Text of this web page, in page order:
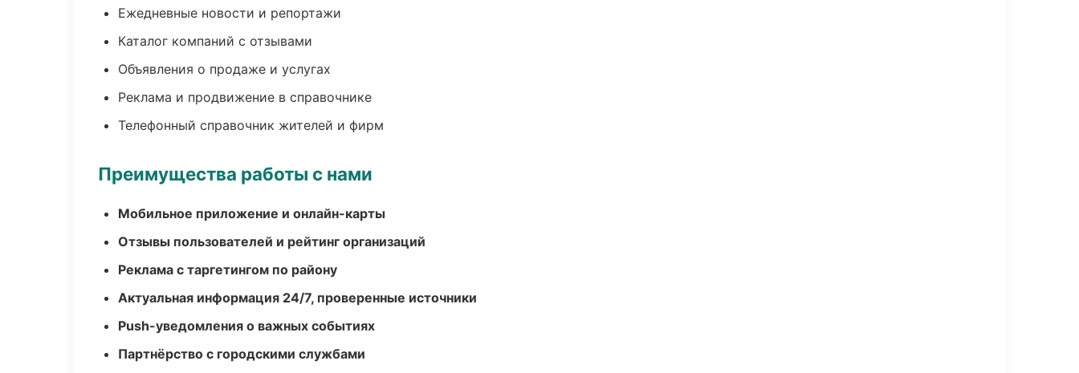
Ежедневные новости и репортажи
Каталог компаний с отзывами
Объявления о продаже и услугах
Реклама и продвижение в справочнике
Телефонный справочник жителей и фирм
Преимущества работы с нами
Мобильное приложение и онлайн-карты
Отзывы пользователей и рейтинг организаций
Реклама с таргетингом по району
Актуальная информация 24/7, проверенные источники
Push-уведомления о важных событиях
Партнёрство с городскими службами